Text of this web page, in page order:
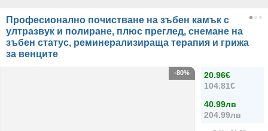
Професионално почистване на зъбен камък с
ултразвук и полиране, плюс преглед, снемане на
зъбен статус, реминерализираща терапия и грижа
за венците
20.96€
104.81€
40.99лв
204.99лв
-80%